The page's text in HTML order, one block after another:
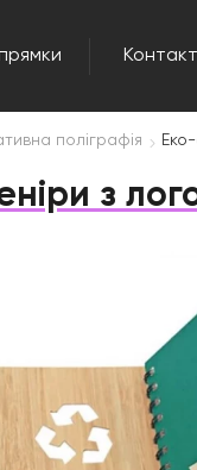
поліграфія
з